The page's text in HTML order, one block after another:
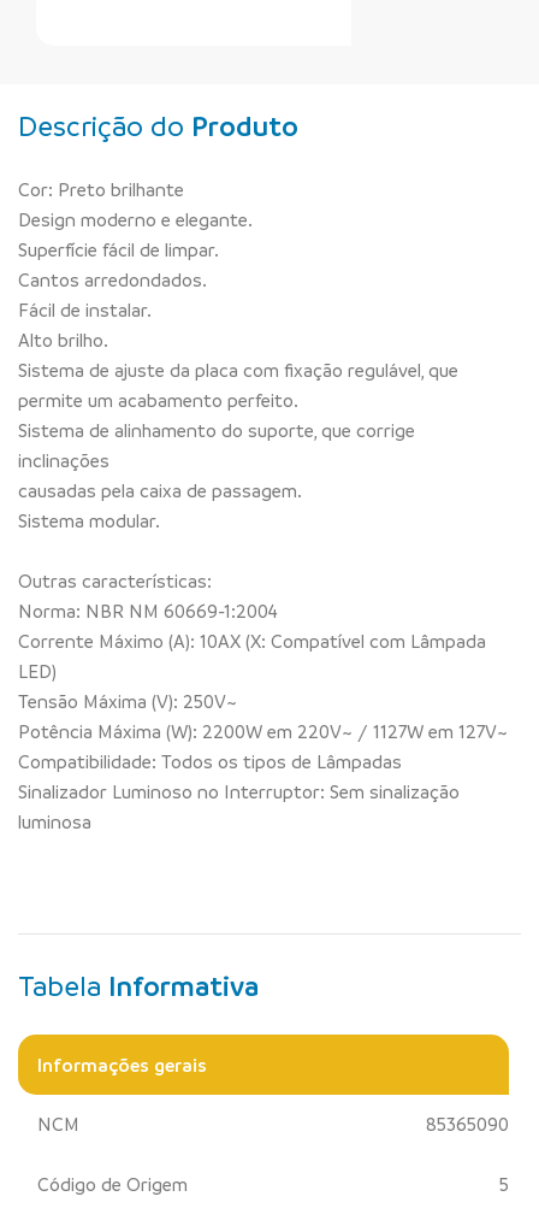
Descrição do Produto
Cor: Preto brilhante
Design moderno e elegante.
Superfície fácil de limpar.
Cantos arredondados.
Fácil de instalar.
Alto brilho.
Sistema de ajuste da placa com fixação regulável, que
permite um acabamento perfeito.
Sistema de alinhamento do suporte, que corrige
inclinações
causadas pela caixa de passagem.
Sistema modular.
Outras características:
Norma: NBR NM 60669-1:2004
Corrente Máximo (A): 10AX (X: Compatível com Lâmpada
LED)
Tensão Máxima (V): 250V~
Potência Máxima (W): 2200W em 220V~ / 1127W em 127V~
Compatibilidade: Todos os tipos de Lâmpadas
Sinalizador Luminoso no Interruptor: Sem sinalização
luminosa
Tabela Informativa
Informações gerais
NCM 85365090
Código de Origem 5